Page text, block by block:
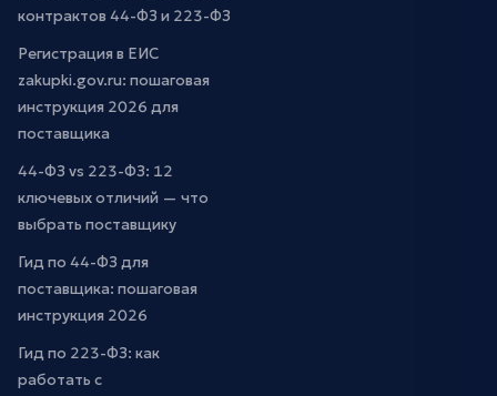
контрактов 44-ФЗ и 223-ФЗ
Регистрация в ЕИС
zakupki.gov.ru: пошаговая
инструкция 2026 для
поставщика
44-ФЗ vs 223-ФЗ: 12
ключевых отличий — что
выбрать поставщику
Гид по 44-ФЗ для
поставщика: пошаговая
инструкция 2026
Гид по 223-ФЗ: как
работать с